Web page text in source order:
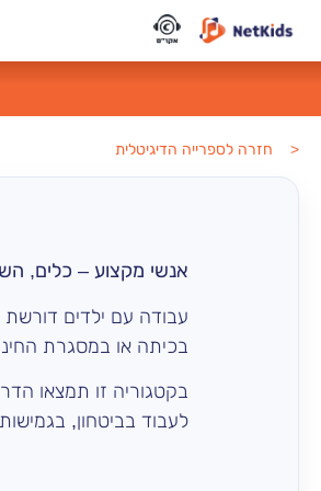
< חזרה לספרייה הדיגיטלית
אנשי מקצוע – כלים,
עבודה עם ילדים דורשת
בכיתה או במסגרת
בקטגוריה זו תמצאו
לעבוד בביטחון,